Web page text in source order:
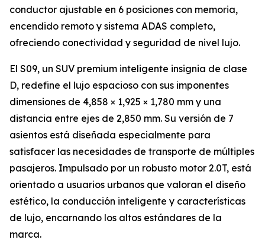
conductor ajustable en 6 posiciones con memoria,
encendido remoto y sistema ADAS completo,
ofreciendo conectividad y seguridad de nivel lujo.
El S09, un SUV premium inteligente insignia de clase
D, redefine el lujo espacioso con sus imponentes
dimensiones de 4,858 × 1,925 × 1,780 mm y una
distancia entre ejes de 2,850 mm. Su versión de 7
asientos está diseñada especialmente para
satisfacer las necesidades de transporte de múltiples
pasajeros. Impulsado por un robusto motor 2.0T, está
orientado a usuarios urbanos que valoran el diseño
estético, la conducción inteligente y características
de lujo, encarnando los altos estándares de la
marca.